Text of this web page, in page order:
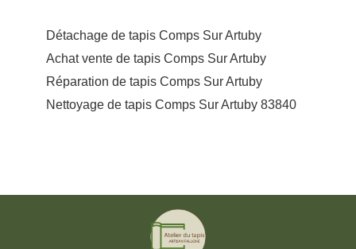
Détachage de tapis Comps Sur Artuby
Achat vente de tapis Comps Sur Artuby
Réparation de tapis Comps Sur Artuby
Nettoyage de tapis Comps Sur Artuby 83840